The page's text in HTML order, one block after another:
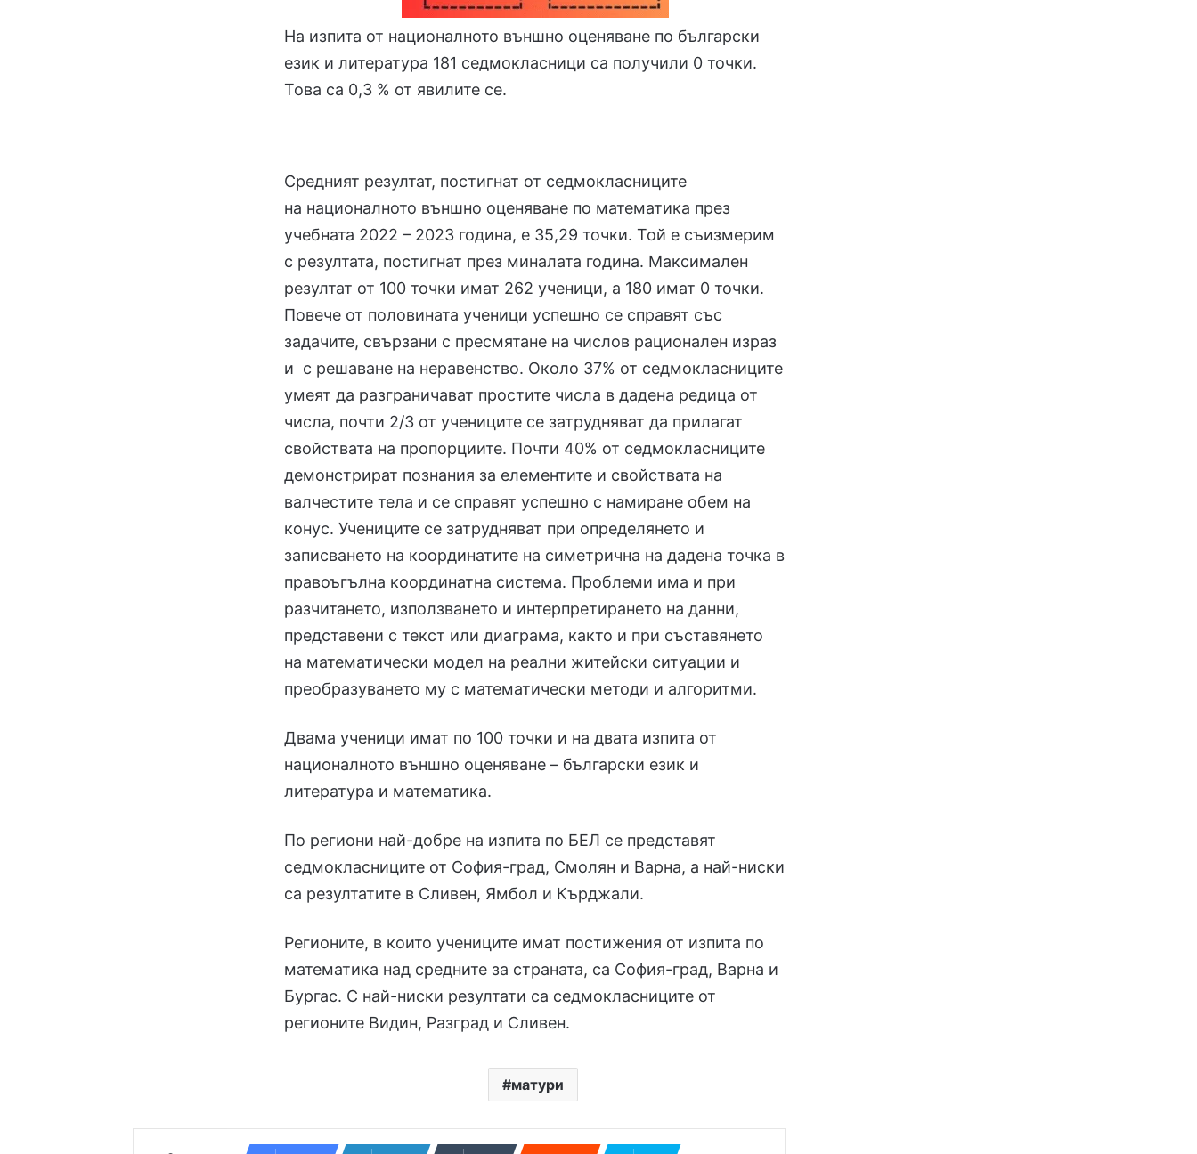
На изпита от националното външно оценяване по български
език и литература 181 седмокласници са получили 0 точки.
Това са 0,3 % от явилите се.
Средният резултат, постигнат от седмокласниците
на националното външно оценяване по математика през
учебната 2022 – 2023 година, е 35,29 точки. Той е съизмерим
с резултата, постигнат през миналата година. Максимален
резултат от 100 точки имат 262 ученици, а 180 имат 0 точки.
Повече от половината ученици успешно се справят със
задачите, свързани с пресмятане на числов рационален израз
и с решаване на неравенство. Около 37% от седмокласниците
умеят да разграничават простите числа в дадена редица от
числа, почти 2/3 от учениците се затрудняват да прилагат
свойствата на пропорциите. Почти 40% от седмокласниците
демонстрират познания за елементите и свойствата на
валчестите тела и се справят успешно с намиране обем на
конус. Учениците се затрудняват при определянето и
записването на координатите на симетрична на дадена точка в
правоъгълна координатна система. Проблеми има и при
разчитането, използването и интерпретирането на данни,
представени с текст или диаграма, както и при съставянето
на математически модел на реални житейски ситуации и
преобразуването му с математически методи и алгоритми.
Двама ученици имат по 100 точки и на двата изпита от
националното външно оценяване – български език и
литература и математика.
По региони най-добре на изпита по БЕЛ се представят
седмокласниците от София-град, Смолян и Варна, а най-ниски
са резултатите в Сливен, Ямбол и Кърджали.
Регионите, в които учениците имат постижения от изпита по
математика над средните за страната, са София-град, Варна и
Бургас. С най-ниски резултати са седмокласниците от
регионите Видин, Разград и Сливен.
матури